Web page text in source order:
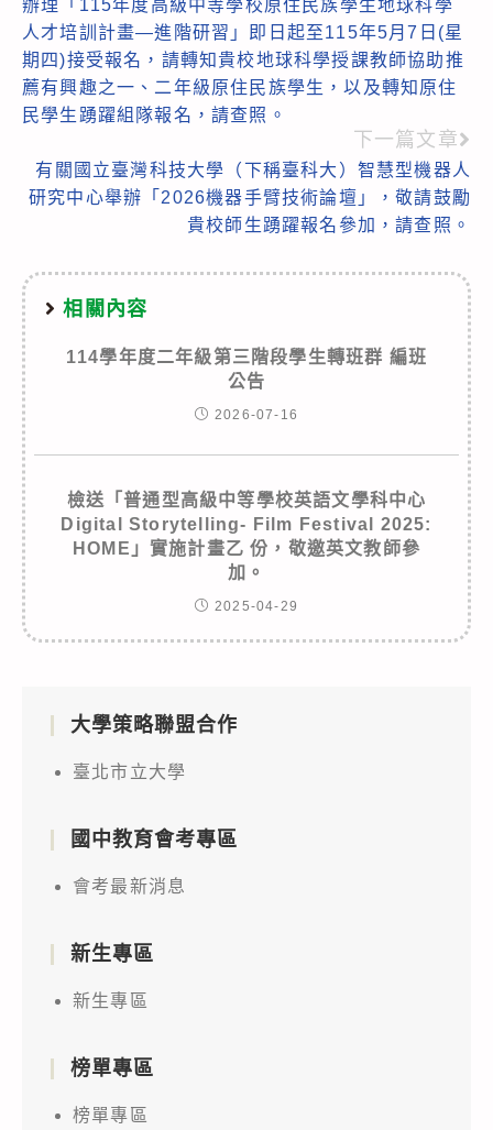
articles
辦理「115年度高級中等學校原住民族學生地球科學
人才培訓計畫―進階研習」即日起至115年5月7日(星
期四)接受報名，請轉知貴校地球科學授課教師協助推
薦有興趣之一、二年級原住民族學生，以及轉知原住
民學生踴躍組隊報名，請查照。
下一篇文章
有關國立臺灣科技大學（下稱臺科大）智慧型機器人
研究中心舉辦「2026機器手臂技術論壇」，敬請鼓勵
貴校師生踴躍報名參加，請查照。
相關內容
114學年度二年級第三階段學生轉班群 編班
公告
2026-07-16
檢送「普通型高級中等學校英語文學科中心
Digital Storytelling- Film Festival 2025:
HOME」實施計畫乙 份，敬邀英文教師參
加。
2025-04-29
大學策略聯盟合作
臺北市立大學
國中教育會考專區
會考最新消息
新生專區
新生專區
榜單專區
榜單專區